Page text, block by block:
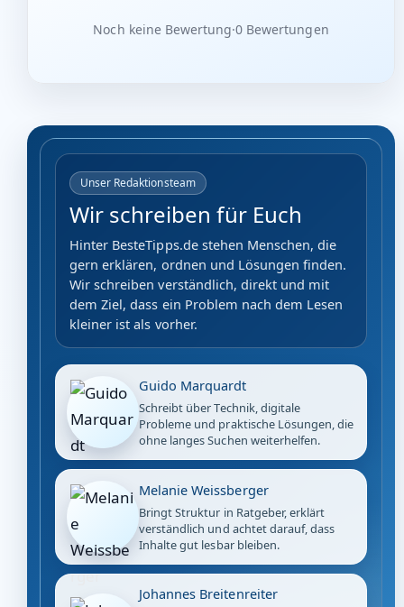
Noch keine Bewertung·0 Bewertungen
Unser Redaktionsteam
Wir schreiben für Euch
Hinter BesteTipps.de stehen Menschen, die
gern erklären, ordnen und Lösungen finden.
Wir schreiben verständlich, direkt und mit
dem Ziel, dass ein Problem nach dem Lesen
kleiner ist als vorher.
Guido Marquardt
Schreibt über Technik, digitale
Probleme und praktische Lösungen, die
ohne langes Suchen weiterhelfen.
Melanie Weissberger
Bringt Struktur in Ratgeber, erklärt
verständlich und achtet darauf, dass
Inhalte gut lesbar bleiben.
Johannes Breitenreiter